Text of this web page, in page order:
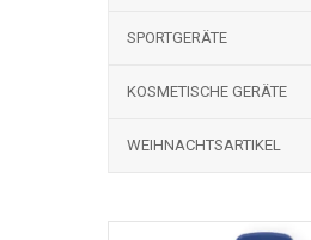
SPORTGERÄTE
KOSMETISCHE GERÄTE
WEIHNACHTSARTIKEL